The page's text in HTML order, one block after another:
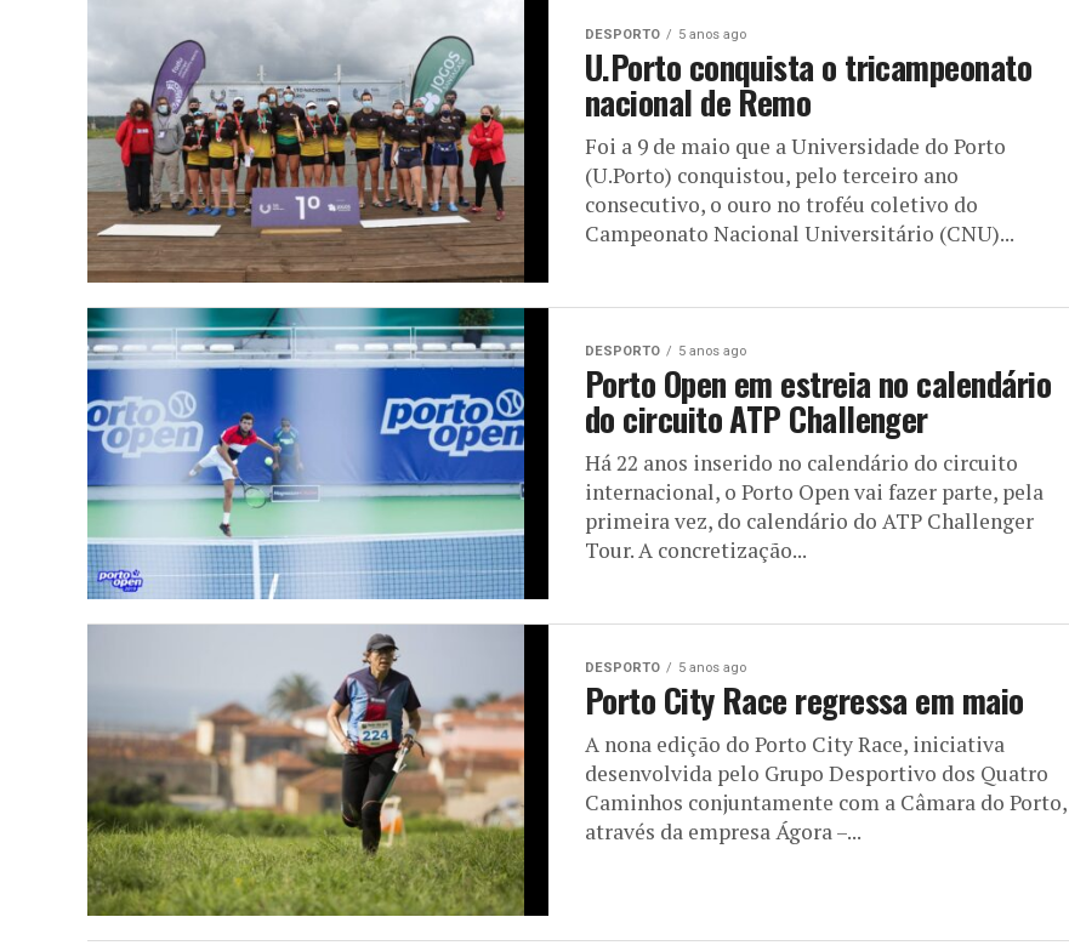
DESPORTO 5 anos ago
U.Porto conquista o tricampeonato
nacional de Remo
Foi a 9 de maio que a Universidade do Porto
(U.Porto) conquistou, pelo terceiro ano
consecutivo, o ouro no troféu coletivo do
Campeonato Nacional Universitário (CNU)...
DESPORTO 5 anos ago
Porto Open em estreia no calendário
do circuito ATP Challenger
Há 22 anos inserido no calendário do circuito
internacional, o Porto Open vai fazer parte, pela
primeira vez, do calendário do ATP Challenger
Tour. A concretização...
DESPORTO 5 anos ago
Porto City Race regressa em maio
A nona edição do Porto City Race, iniciativa
desenvolvida pelo Grupo Desportivo dos Quatro
Caminhos conjuntamente com a Câmara do Porto,
através da empresa Ágora –...